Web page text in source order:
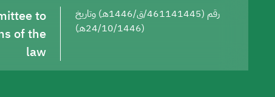
to
of the
law
رقم (461141445/ق/1446هـ) وتاريخ
(24/10/1446هـ)